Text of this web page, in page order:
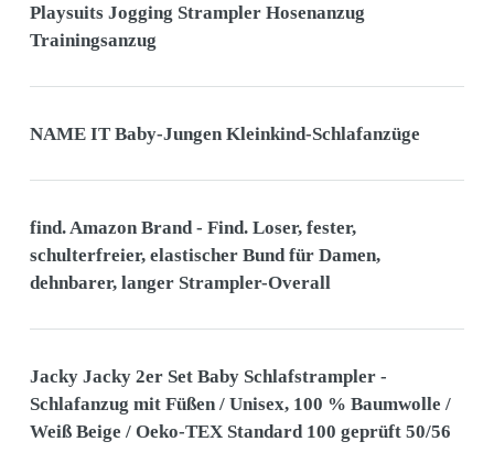
Playsuits Jogging Strampler Hosenanzug
Trainingsanzug
NAME IT Baby-Jungen Kleinkind-Schlafanzüge
find. Amazon Brand - Find. Loser, fester,
schulterfreier, elastischer Bund für Damen,
dehnbarer, langer Strampler-Overall
Jacky Jacky 2er Set Baby Schlafstrampler -
Schlafanzug mit Füßen / Unisex, 100 % Baumwolle /
Weiß Beige / Oeko-TEX Standard 100 geprüft 50/56